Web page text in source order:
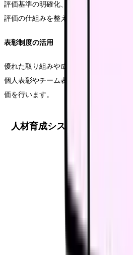
評価基準の明確化、フィードバック面
評価の仕組みを整えます。
表彰制度の活用
優れた取り組みや成果を適切に評価し、
個人表彰やチーム表彰、改善提案表彰
価を行います。
人材育成システムの構築